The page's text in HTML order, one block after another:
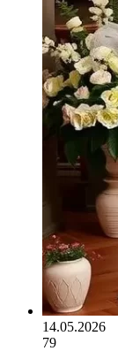
14.05.2026
79